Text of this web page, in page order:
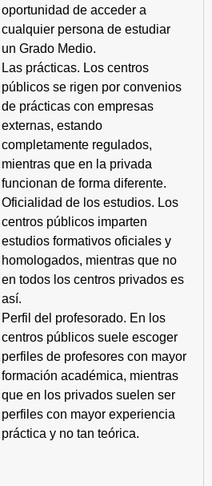
oportunidad de acceder a
cualquier persona de estudiar
un Grado Medio.
Las prácticas. Los centros
públicos se rigen por convenios
de prácticas con empresas
externas, estando
completamente regulados,
mientras que en la privada
funcionan de forma diferente.
Oficialidad de los estudios. Los
centros públicos imparten
estudios formativos oficiales y
homologados, mientras que no
en todos los centros privados es
así.
Perfil del profesorado. En los
centros públicos suele escoger
perfiles de profesores con mayor
formación académica, mientras
que en los privados suelen ser
perfiles con mayor experiencia
práctica y no tan teórica.